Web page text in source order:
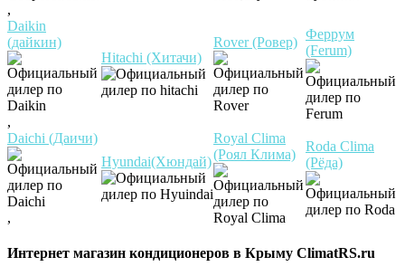
,
Daikin
(дайкин)
,
Hitachi (Хитачи)
Rover (Ровер)
Феррум
(Ferum)
Daichi (Даичи)
,
Hyundai(Хюндай)
Royal Clima
(Роял Клима)
Roda Clima
(Рёда)
Интернет магазин кондиционеров в Крыму ClimatRS.ru